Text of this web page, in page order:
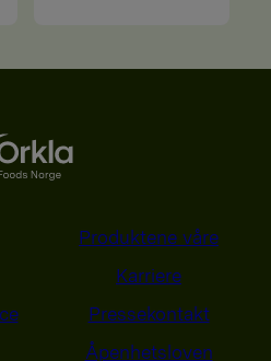
Produktene våre
Karriere
Pressekontakt
Åpenhetsloven